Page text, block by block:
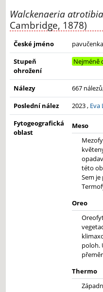
Walckenaeria
Cambridge, 1878)
České jméno
Stupeň
ohrožení
Nejméně
Nálezy
667
Poslední nález
2023 , Eva
Fytogeografická
oblast
Meso
této
Sem
Oreo
poloh.
Thermo